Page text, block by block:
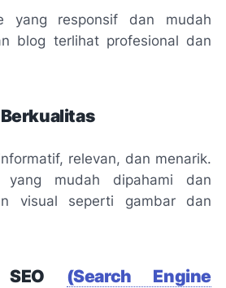
yang responsif dan mudah
blog terlihat profesional dan
relevan, dan menarik.
yang mudah dipahami dan
visual seperti gambar dan
SEO (Search Engine